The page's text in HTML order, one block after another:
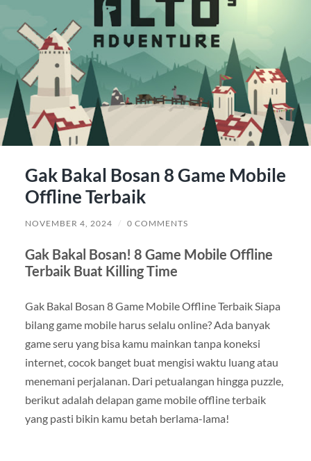
Gak Bakal Bosan 8 Game Mobile
Offline Terbaik
NOVEMBER 4, 2024 / 0 COMMENTS
Gak Bakal Bosan! 8 Game Mobile Offline
Terbaik Buat Killing Time
Gak Bakal Bosan 8 Game Mobile Offline Terbaik Siapa
bilang game mobile harus selalu online? Ada banyak
game seru yang bisa kamu mainkan tanpa koneksi
internet, cocok banget buat mengisi waktu luang atau
menemani perjalanan. Dari petualangan hingga puzzle,
berikut adalah delapan game mobile offline terbaik
yang pasti bikin kamu betah berlama-lama!